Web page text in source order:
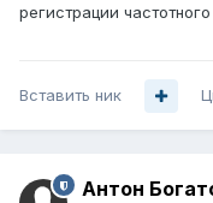
регистрации
Вставить ник
Антон